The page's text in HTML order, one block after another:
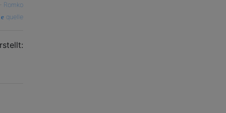
Romko
quelle